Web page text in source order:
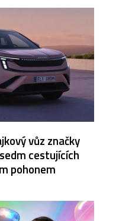
vůz značky
cestujících
pohonem